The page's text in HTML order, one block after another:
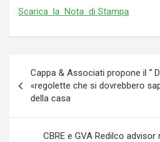
Scarica la Nota di Stampa
articoli
Cappa & Associati propone il “
«regolette che si dovrebbero
della casa
CBRE e GVA Redilco